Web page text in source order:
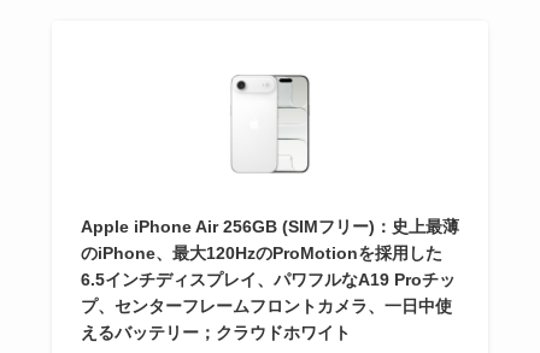
Apple iPhone Air 256GB (SIMフリー)：史上最薄
のiPhone、最大120HzのProMotionを採用した
6.5インチディスプレイ、パワフルなA19 Proチッ
プ、センターフレームフロントカメラ、一日中使
えるバッテリー；クラウドホワイト